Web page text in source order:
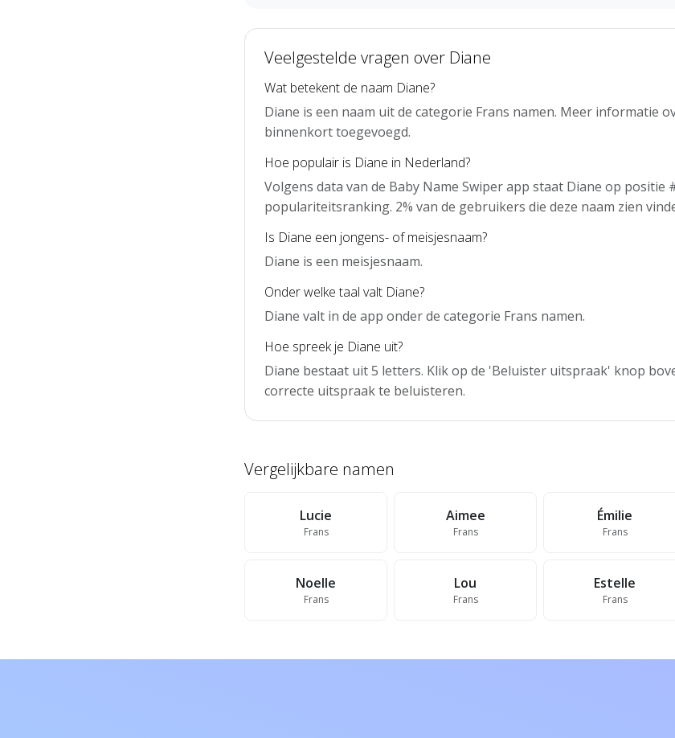
Veelgestelde vragen over Diane
Wat betekent de naam Diane?
Diane is een naam uit de categorie Frans namen. Meer informatie
binnenkort toegevoegd.
Hoe populair is Diane in Nederland?
Volgens data van de Baby Name Swiper app staat Diane op positie
populariteitsranking. 2% van de gebruikers die deze naam zien
Is Diane een jongens- of meisjesnaam?
Diane is een meisjesnaam.
Onder welke taal valt Diane?
Diane valt in de app onder de categorie Frans namen.
Hoe spreek je Diane uit?
Diane bestaat uit 5 letters. Klik op de 'Beluister uitspraak' knop
correcte uitspraak te beluisteren.
Vergelijkbare namen
Lucie
Frans
Aimee
Frans
Émilie
Frans
Noelle
Frans
Lou
Frans
Estelle
Frans